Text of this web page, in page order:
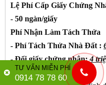
Lệ Phí Cấp Giấy Chứng
- 50 ngàn/giấy
Phí Nhận Làm Tách Thửa
- Phí Tách Thửa Nhà Đất :
- Đổi giấy chứng nhận: 4
Chú Ý :
TƯ VẤN MIỄN PHÍ
0914 78 78 60